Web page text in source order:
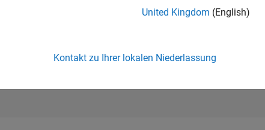
United Kingdom (English)
Kontakt zu Ihrer lokalen Niederlassung